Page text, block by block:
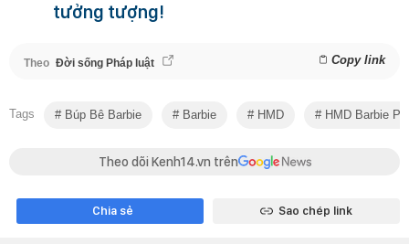
tưởng tượng!
Theo Đời sống Pháp luật Copy link
Tags Búp Bê Barbie Barbie HMD HMD Barbie
Theo dõi Kenh14.vn trên
Chia sẻ Sao chép link